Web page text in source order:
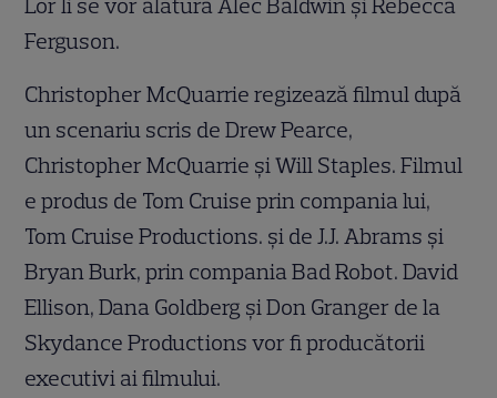
Lor li se vor alătura Alec Baldwin și Rebecca
Ferguson.
Christopher McQuarrie regizează filmul după
un scenariu scris de Drew Pearce,
Christopher McQuarrie și Will Staples. Filmul
e produs de Tom Cruise prin compania lui,
Tom Cruise Productions. și de J.J. Abrams și
Bryan Burk, prin compania Bad Robot. David
Ellison, Dana Goldberg și Don Granger de la
Skydance Productions vor fi producătorii
executivi ai filmului.